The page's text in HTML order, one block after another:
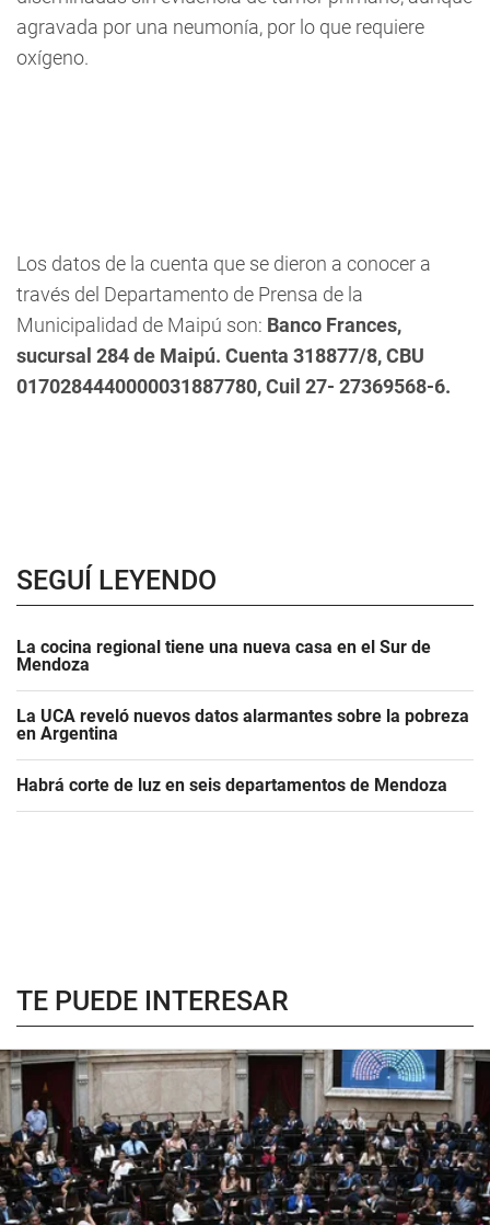
agravada por una neumonía, por lo que requiere
oxígeno.
Los datos de la cuenta que se dieron a conocer a
través del Departamento de Prensa de la
Municipalidad de Maipú son: Banco Frances,
sucursal 284 de Maipú. Cuenta 318877/8, CBU
0170284440000031887780, Cuil 27- 27369568-6.
SEGUÍ LEYENDO
La cocina regional tiene una nueva casa en el Sur de
Mendoza
La UCA reveló nuevos datos alarmantes sobre la pobreza
en Argentina
Habrá corte de luz en seis departamentos de Mendoza
TE PUEDE INTERESAR